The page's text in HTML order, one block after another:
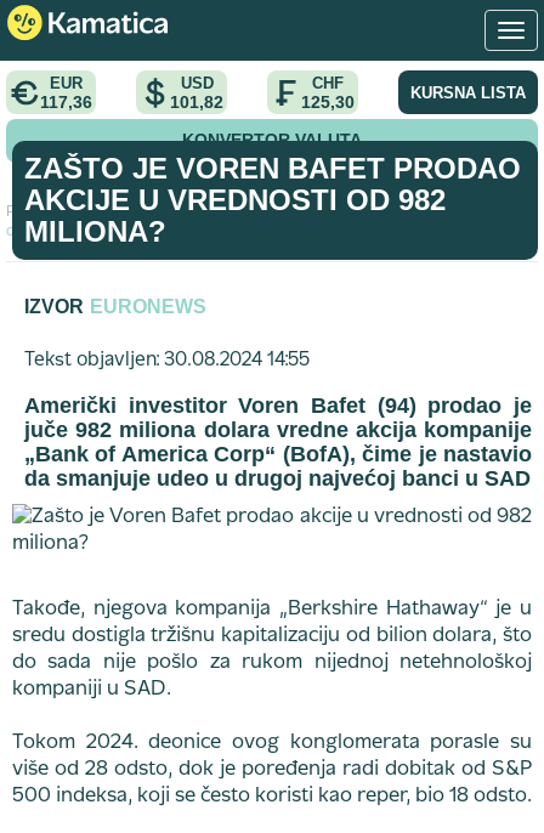
EUR
117,36
USD
101,82
CHF
125,30 KURSNA LISTA
KONVERTOR VALUTA
Početna > analiza >
Zašto je Voren Bafet prodao akcije u vrednosti
od 982 miliona?
ZAŠTO JE VOREN BAFET PRODAO
AKCIJE U VREDNOSTI OD 982
MILIONA?
IZVOR EURONEWS
Tekst objavljen: 30.08.2024 14:55
Američki investitor Voren Bafet (94) prodao je
juče 982 miliona dolara vredne akcija kompanije
„Bank of America Corp“ (BofA), čime je nastavio
da smanjuje udeo u drugoj najvećoj banci u SAD
Takođe, njegova kompanija „Berkshire Hathaway“ je u
sredu dostigla tržišnu kapitalizaciju od bilion dolara, što
do sada nije pošlo za rukom nijednoj netehnološkoj
kompaniji u SAD.
Tokom 2024. deonice ovog konglomerata porasle su
više od 28 odsto, dok je poređenja radi dobitak od S&P
500 indeksa, koji se često koristi kao reper, bio 18 odsto.